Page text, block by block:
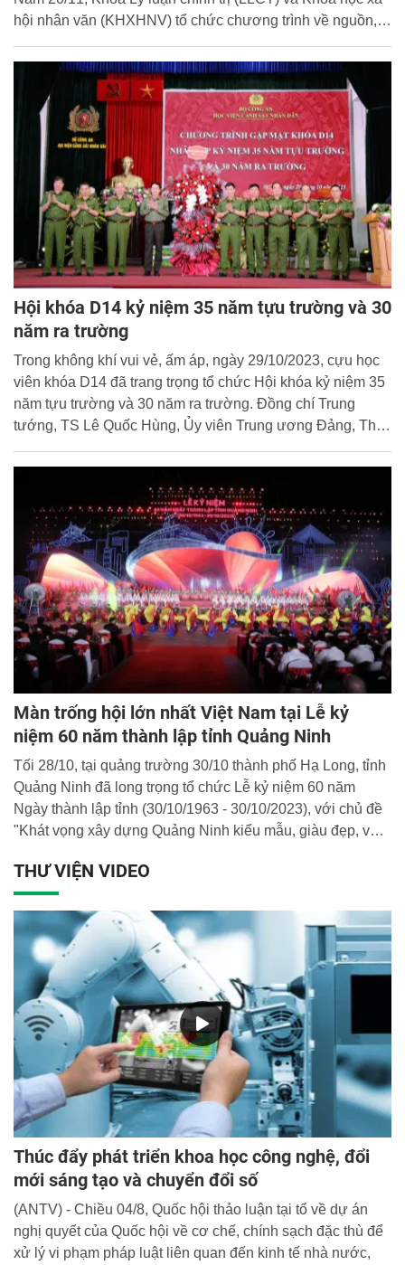
hội nhân văn (KHXHNV) tổ chức chương trình về nguồn,
thiện nguyện và thăm hỏi học viên khóa D48 đang tham
gia thực hành chính trị - xã hội tại huyện Lệ Thủy, tỉnh
Quảng Bình. Chương trình được thực hiện từ ngày 25/10
đến 27/10/2023.
Hội khóa D14 kỷ niệm 35 năm tựu trường và 30
năm ra trường
Trong không khí vui vẻ, ấm áp, ngày 29/10/2023, cựu học
viên khóa D14 đã trang trọng tổ chức Hội khóa kỷ niệm 35
năm tựu trường và 30 năm ra trường. Đồng chí Trung
tướng, TS Lê Quốc Hùng, Ủy viên Trung ương Đảng, Thứ
Màn trống hội lớn nhất Việt Nam tại Lễ kỷ
niệm 60 năm thành lập tỉnh Quảng Ninh
Tối 28/10, tại quảng trường 30/10 thành phố Hạ Long, tỉnh
Quảng Ninh đã long trọng tổ chức Lễ kỷ niệm 60 năm
Ngày thành lập tỉnh (30/10/1963 - 30/10/2023), với chủ đề
"Khát vọng xây dựng Quảng Ninh kiểu mẫu, giàu đẹp, văn
THƯ VIỆN VIDEO
Thúc đẩy phát triển khoa học công nghệ, đổi
mới sáng tạo và chuyển đổi số
(ANTV) - Chiều 04/8, Quốc hội thảo luận tại tổ về dự án
nghị quyết của Quốc hội về cơ chế, chính sạch đặc thù để
xử lý vi phạm pháp luật liên quan đến kinh tế nhà nước,